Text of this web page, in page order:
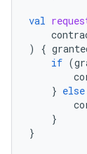
val
)
{
if (
} else
}
}